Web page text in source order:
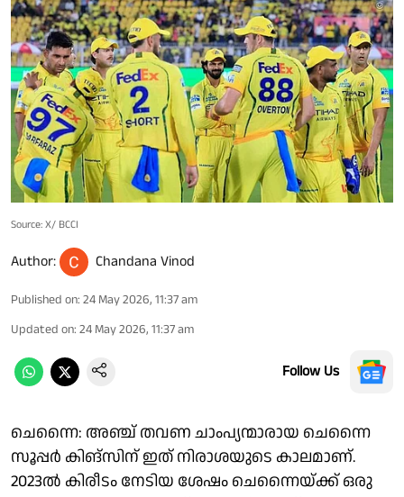
Source: X/ BCCI
Author: Chandana Vinod
Published on: 24 May 2026, 11:37 am
Updated on: 24 May 2026, 11:37 am
Follow Us
ചെന്നൈ: അഞ്ച് തവണ ചാംപ്യന്മാരായ ചെന്നൈ
സൂപ്പർ കിങ്‌സിന് ഇത് നിരാശയുടെ കാലമാണ്.
2023ൽ കിരീടം നേടിയ ശേഷം ചെന്നൈയ്ക്ക് ഒരു